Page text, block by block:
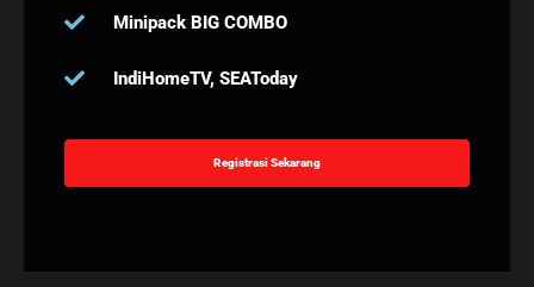
Minipack BIG COMBO
IndiHomeTV, SEAToday
Registrasi Sekarang